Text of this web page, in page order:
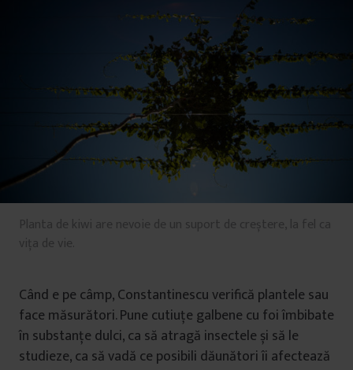
Planta de kiwi are nevoie de un suport de creștere, la fel ca
vița de vie.
Când e pe câmp, Constantinescu verifică plantele sau
face măsurători. Pune cutiuțe galbene cu foi îmbibate
în substanțe dulci, ca să atragă insectele și să le
studieze, ca să vadă ce posibili dăunători îi afectează